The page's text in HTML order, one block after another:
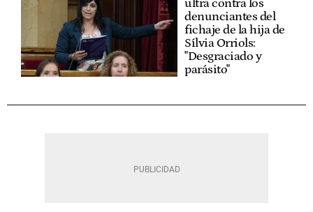
ultra contra los
denunciantes del
fichaje de la hija de
Sílvia Orriols:
"Desgraciado y
parásito"